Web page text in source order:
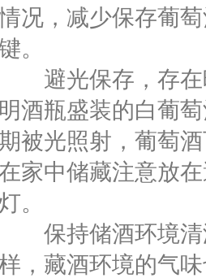
况，减少保存葡
。
避光保存，存在
明酒瓶盛装的白葡
被光照射，葡萄
家中储藏注意放
。
保持储酒环境清
，藏酒环境的气